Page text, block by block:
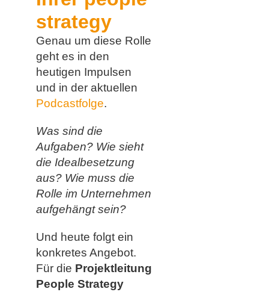
strategy
Genau um diese Rolle
geht es in den
heutigen Impulsen
und in der aktuellen
Podcastfolge.
Was sind die
Aufgaben? Wie sieht
die Idealbesetzung
aus? Wie muss die
Rolle im Unternehmen
aufgehängt sein?
Und heute folgt ein
konkretes Angebot.
Für die Projektleitung
People Strategy